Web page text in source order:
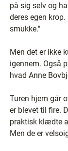
på sig selv og
deres egen
smukke."
Men det er ikke
igennem. Også
hvad Anne
Turen hjem går
er blevet til fire.
praktisk klædte
Men de er